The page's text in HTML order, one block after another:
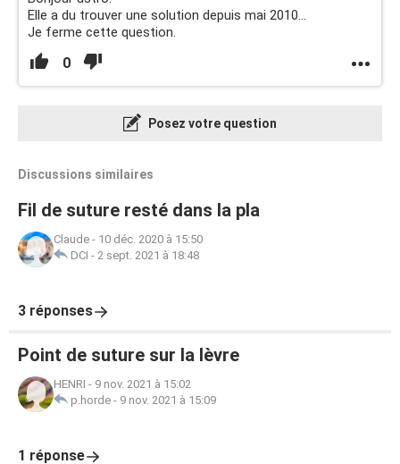
Elle a du trouver une solution depuis mai 2010...
Je ferme cette question.
0
Posez votre question
Discussions similaires
Fil de suture resté dans la pla
Claude - 10 déc. 2020 à 15:50
DCI - 2 sept. 2021 à 18:48
3 réponses
Point de suture sur la lèvre
HENRI - 9 nov. 2021 à 15:02
p.horde - 9 nov. 2021 à 15:09
1 réponse